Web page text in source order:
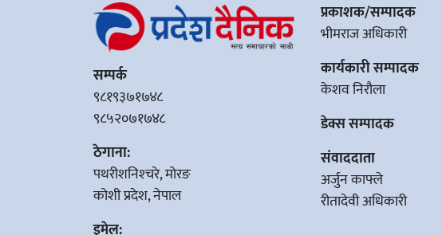
सम्पर्क
९८१९३७१७४८
९८५२०७१७४८
ठेगाना:
पथरीशनिश्‍चरे, मोरङ
कोशी प्रदेश, नेपाल
प्रकाशक/सम्पादक
भीमराज अधिकारी
कार्यकारी सम्पादक
केशव निरौला
डेक्स सम्पादक
संवाददाता
अर्जुन काफ्ले
रीतादेवी अधिकारी